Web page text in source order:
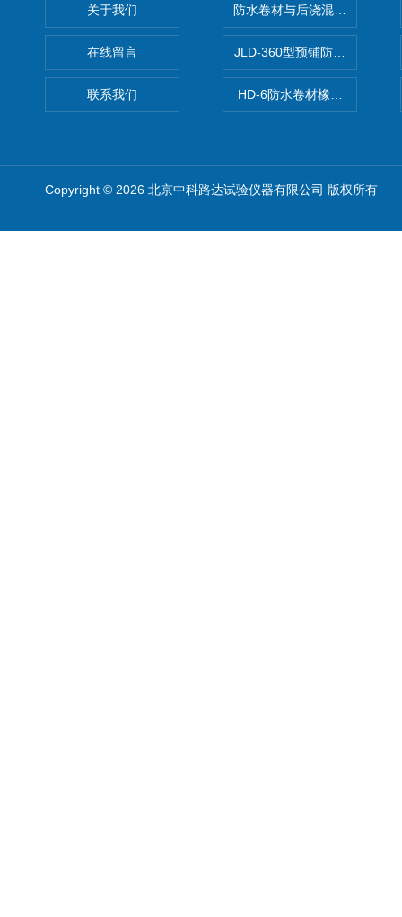
关于我们
在线留言
联系我们
防水卷材与后浇混凝土剥离强
JLD-360型预铺防水卷材抗冲
HD-6防水卷材橡胶测厚仪
Copyright © 2026 北京中科路达试验仪器有限公司 版权所有